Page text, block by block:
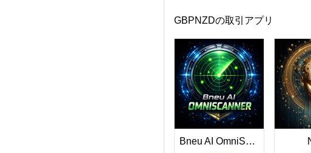
GBPNZDの取引アプリ
Bneu AI OmniScanner Pro